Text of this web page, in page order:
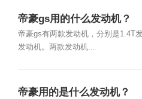
帝豪gs用的什么发动机？
帝豪gs有两款发动机，分别是1.4T发
发动机。两款发动机...
帝豪用的是什么发动机？